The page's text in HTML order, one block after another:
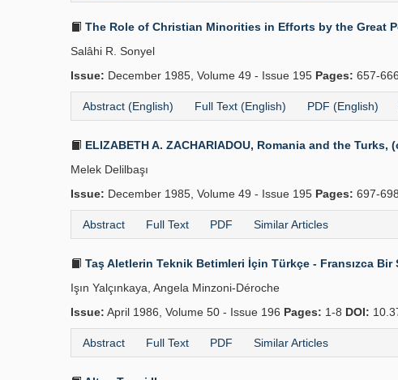
The Role of Christian Minorities in Efforts by the Great
Salâhi R. Sonyel
Issue: December 1985, Volume 49 - Issue 195 Pages: 657-666
Abstract (English) Full Text (English) PDF (English)
ELIZABETH A. ZACHARIADOU, Romania and the Turks,
Melek Delilbaşı
Issue: December 1985, Volume 49 - Issue 195 Pages: 697-698
Abstract Full Text PDF Similar Articles
Taş Aletlerin Teknik Betimleri İçin Türkçe - Fransızca Bir
Işın Yalçınkaya, Angela Minzoni-Déroche
Issue: April 1986, Volume 50 - Issue 196 Pages: 1-8 DOI:
Abstract Full Text PDF Similar Articles